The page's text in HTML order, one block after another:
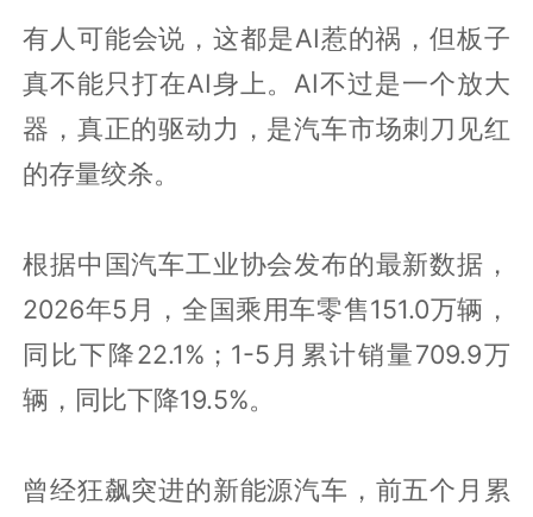
有人可能会说，这都是AI惹的祸，但板子
真不能只打在AI身上。AI不过是一个放大
器，真正的驱动力，是汽车市场刺刀见红
的存量绞杀。
根据中国汽车工业协会发布的最新数据，
2026年5月，全国乘用车零售151.0万辆，
同比下降22.1%；1-5月累计销量709.9万
辆，同比下降19.5%。
曾经狂飙突进的新能源汽车，前五个月累